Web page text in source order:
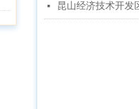
넷 昆山经济技术开发